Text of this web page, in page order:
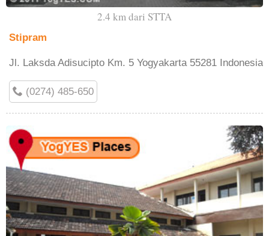
2.4 km dari STTA
Stipram
Jl. Laksda Adisucipto Km. 5 Yogyakarta 55281 Indonesia
(0274) 485-650